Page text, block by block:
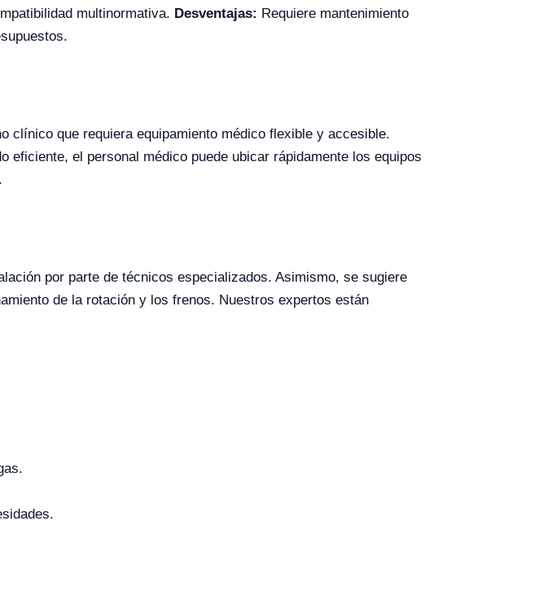
multinormativa. Desventajas: Requiere mantenimiento
clínico que requiera equipamiento médico flexible y accesible.
el personal médico puede ubicar rápidamente los equipos
por parte de técnicos especializados. Asimismo, se sugiere
de la rotación y los frenos. Nuestros expertos están